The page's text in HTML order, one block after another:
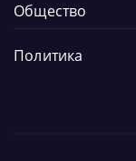
Общество
Политика